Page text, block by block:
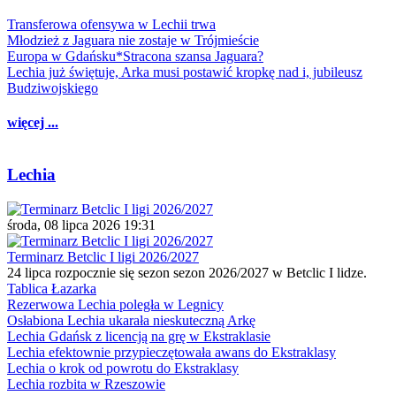
Transferowa ofensywa w Lechii trwa
Młodzież z Jaguara nie zostaje w Trójmieście
Europa w Gdańsku*Stracona szansa Jaguara?
Lechia już świętuje, Arka musi postawić kropkę nad i, jubileusz
Budziwojskiego
więcej ...
Lechia
środa, 08 lipca 2026 19:31
Terminarz Betclic I ligi 2026/2027
24 lipca rozpocznie się sezon sezon 2026/2027 w Betclic I lidze.
Tablica Łazarka
Rezerwowa Lechia poległa w Legnicy
Osłabiona Lechia ukarała nieskuteczną Arkę
Lechia Gdańsk z licencją na grę w Ekstraklasie
Lechia efektownie przypieczętowała awans do Ekstraklasy
Lechia o krok od powrotu do Ekstraklasy
Lechia rozbita w Rzeszowie